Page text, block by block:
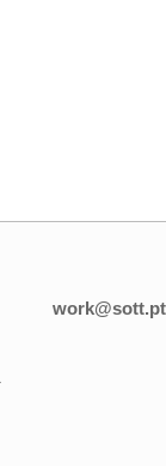
work@sott.pt